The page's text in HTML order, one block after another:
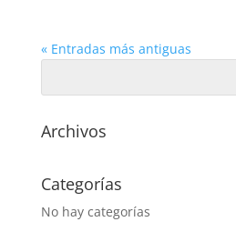
« Entradas más antiguas
Archivos
Categorías
No hay categorías